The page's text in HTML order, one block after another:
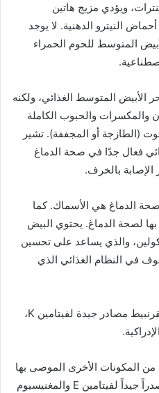
ويؤدي مزيج هاتين
النيترو الدهنية. لا يوجد
المتوسط ​​للحوم الحمراء
الأبيض المتوسط ​​الغذائي، ولكنه
والمكسرات والحبوب الكاملة
(الطازجة أو المجففة). تشير
فعال جدًا في صحة الدماغ
الإصابة بالخرف.
الدماغ هي الأسماك. كما
لصحة الدماغ. يحتوي البيض
والذي يساعد على تحسين
في النظام الغذائي الذي
يعتبر البروكلي وأوراق الكرنب والقرنبيط مصادر جيدة لفيتامين K،
المكونات الأخرى الموصى بها
لصحة الدماغ. تعتبر هذه البذور مصدراً جيداً لفيتامين E والمغنيسيوم